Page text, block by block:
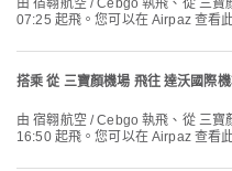
由 宿翱航空 / Cebgo 執飛、從 三寶顏機場 前往 達沃國際機場 的最早航班於
07:25 起飛。您可以在 Airpaz 查看
搭乘 從 三寶顏機場 飛往 達沃國際
由 宿翱航空 / Cebgo 執飛、從 三寶顏機場 前往 達沃國際機場 的最晚航班於
16:50 起飛。您可以在 Airpaz 查看